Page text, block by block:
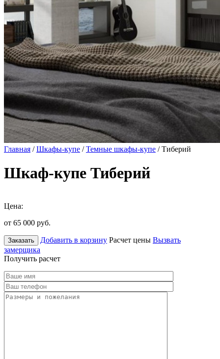
Главная /Шкафы-купе /Темные шкафы-купе / Тиберий
Шкаф-купе Тиберий
Цена:
от 65 000 руб.
Заказать Добавить в корзину Расчет цены Вызвать
замерщика
Получить расчет